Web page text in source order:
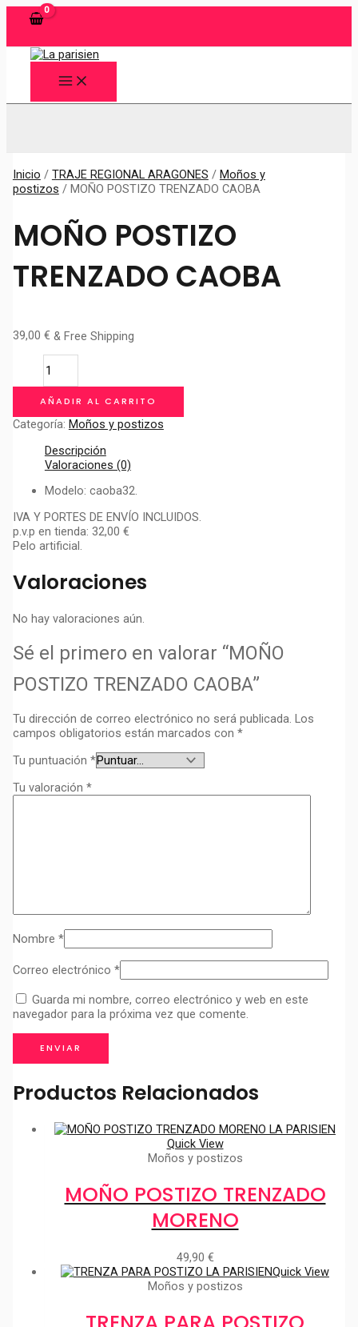
MAIN
MENU
Inicio / TRAJE REGIONAL ARAGONES / Moños y
postizos / MOÑO POSTIZO TRENZADO CAOBA
MOÑO POSTIZO
TRENZADO CAOBA
39,00 € & Free Shipping
POSTIZO
TRENZADO
CAOBA
cantidad
AÑADIR AL CARRITO
Categoría: Moños y postizos
Descripción
Valoraciones (0)
Modelo: caoba32.
IVA Y PORTES DE ENVÍO INCLUIDOS.
p.v.p en tienda: 32,00 €
Pelo artificial.
Valoraciones
No hay valoraciones aún.
Sé el primero en valorar “MOÑO
POSTIZO TRENZADO CAOBA”
Tu dirección de correo electrónico no será publicada. Los
campos obligatorios están marcados con *
Tu puntuación *
Tu valoración *
Nombre *
Correo electrónico *
Guarda mi nombre, correo electrónico y web en este
navegador para la próxima vez que comente.
Productos Relacionados
Quick View
Moños y postizos
MOÑO POSTIZO TRENZADO
MORENO
49,90 €
Quick View
Moños y postizos